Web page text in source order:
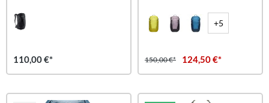
110,00 €*
+5
150,00 €* 124,50 €*